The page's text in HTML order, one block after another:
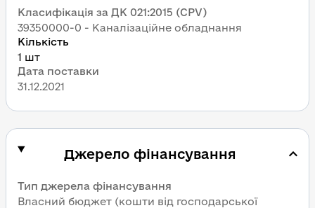
Класифікація за ДК 021:2015 (CPV)
39350000-0 - Каналізаційне обладнання
Кількість
1 шт
Дата поставки
31.12.2021
Джерело фінансування
Тип джерела фінансування
Власний бюджет (кошти від господарської